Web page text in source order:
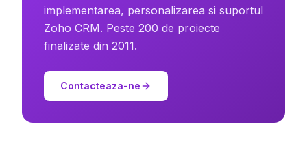
implementarea, personalizarea si suportul
Zoho CRM. Peste 200 de proiecte
finalizate din 2011.
Contacteaza-ne